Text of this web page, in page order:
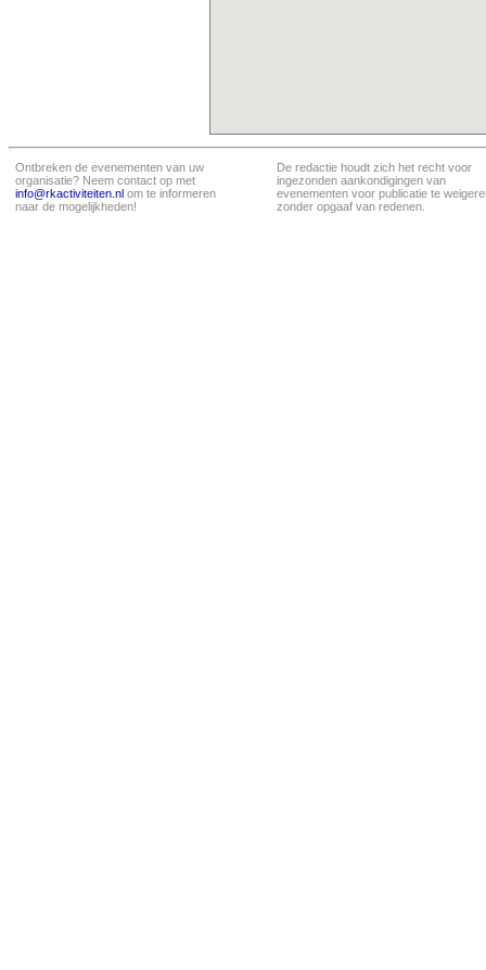
Ontbreken de evenementen van uw
organisatie? Neem contact op met
info@rkactiviteiten.nl om te informeren
naar de mogelijkheden!
De redactie houdt zich het recht voor
ingezonden aankondigingen van
evenementen voor publicatie te
zonder opgaaf van redenen.